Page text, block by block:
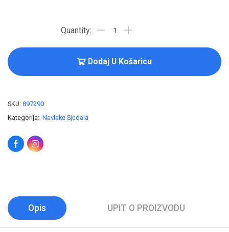
Dodaj U Košaricu
SKU: 897290
Kategorija: Navlake Sjedala
Opis UPIT O PROIZVODU